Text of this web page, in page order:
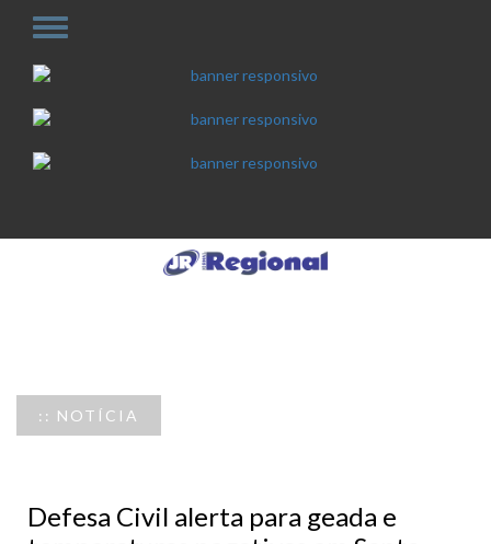
:: NOTÍCIA
Defesa Civil alerta para geada e